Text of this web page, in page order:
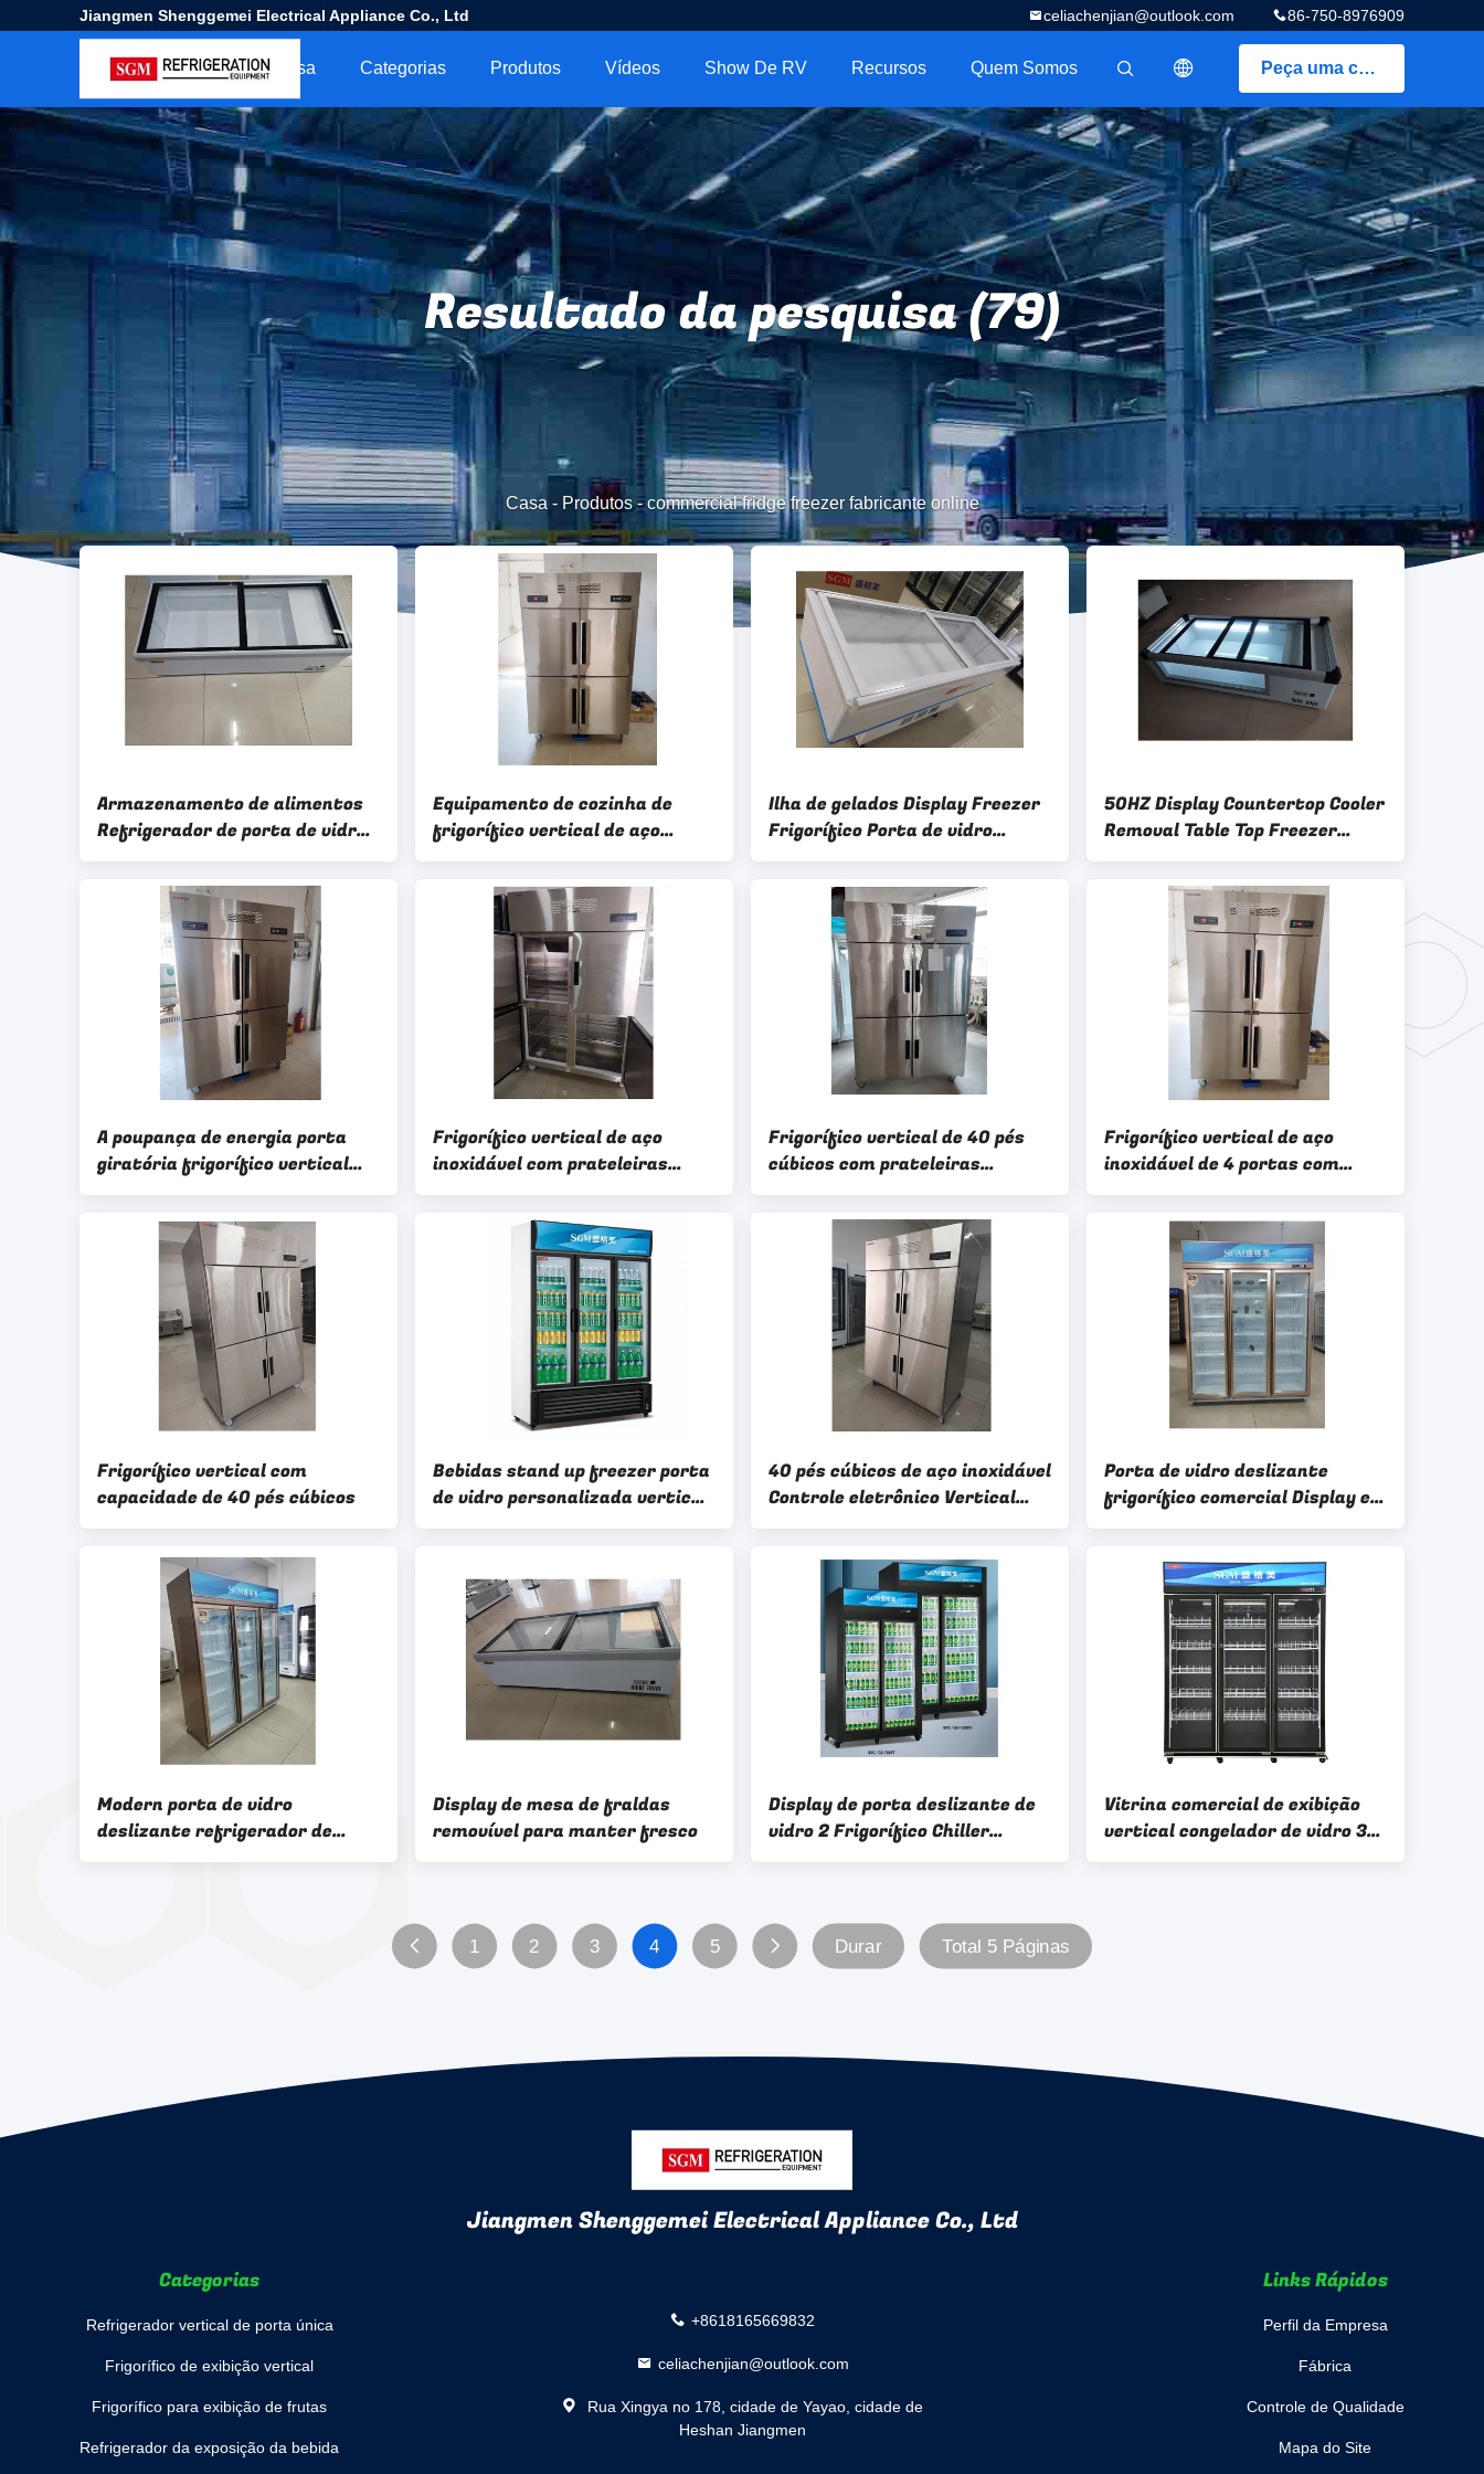
Jiangmen Shenggemei Electrical Appliance Co., Ltd 86-750-8976909
celiachenjian@outlook.com
Peça uma cotação
描述
Casa Categorias Produtos Vídeos Show De RV Recursos Quem Somos
Resultado da pesquisa (79)
Casa - Produtos-commercial fridge freezer fabricante online
Armazenamento de alimentos
Refrigerador de porta de vidro
Refrigerador 220V Para
arrefecimento direto
Equipamento de cozinha de
frigorífico vertical de aço
inoxidável de 4 portas com
controle de temperatura
Ilha de gelados Display Freezer
Frigorífico Porta de vidro
temperado 3C
50HZ Display Countertop Cooler
Removal Table Top Freezer
Porta de vidro
A poupança de energia porta
giratória frigorífico vertical
-10/-0 ou -18 temperatura para
o supermercado
Frigorífico vertical de aço
inoxidável com prateleiras
ajustáveis
Frigorífico vertical de 40 pés
cúbicos com prateleiras
ajustáveis e controle eletrônico
de temperatura em aço
Frigorífico vertical de aço
inoxidável de 4 portas com
descongelamento sem gelo e
controle eletrônico de
temperatura
Frigorífico vertical com
capacidade de 40 pés cúbicos
Bebidas stand up freezer porta
de vidro personalizada vertical
três portas display frigorífico
40 pés cúbicos de aço inoxidável
Controle eletrônico Vertical
Free Frost
Porta de vidro deslizante
frigorífico comercial Display e
armazenamento
Modern porta de vidro
deslizante refrigerador de
bebidas vitrine porta
Display de mesa de fraldas
removível para manter fresco
Display de porta deslizante de
vidro 2 Frigorífico Chiller
Economia de energia exibição e
Vitrina comercial de exibição
vertical congelador de vidro 3
portas frigorífico vertical
1 2 3 4 5 Durar Total 5 Páginas
Jiangmen Shenggemei Electrical Appliance Co., Ltd
Categorias
Refrigerador vertical de porta única
Frigorífico de exibição vertical
Frigorífico para exibição de frutas
Refrigerador da exposição da bebida
+8618165669832
celiachenjian@outlook.com
Rua Xingya no 178, cidade de Yayao, cidade de
Heshan Jiangmen
Links Rápidos
Perfil da Empresa
Fábrica
Controle de Qualidade
Mapa do Site